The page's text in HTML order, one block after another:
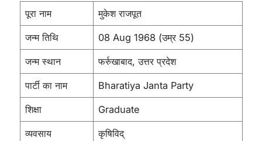
पूरा नाम मुकेश राजपूत
जन्म तिथि 08 Aug 1968 (उम्र 55)
जन्म स्थान फर्रुखाबाद, उत्तर प्रदेश
पार्टी का नाम Bharatiya Janta Party
शिक्षा Graduate
व्यवसाय कृषिविद्